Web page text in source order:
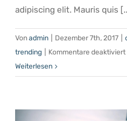
adipiscing elit. Mauris quis
Vonadmin Dezember 7th, 2017
trending
Kommentare deaktiviert
Weiterlesen